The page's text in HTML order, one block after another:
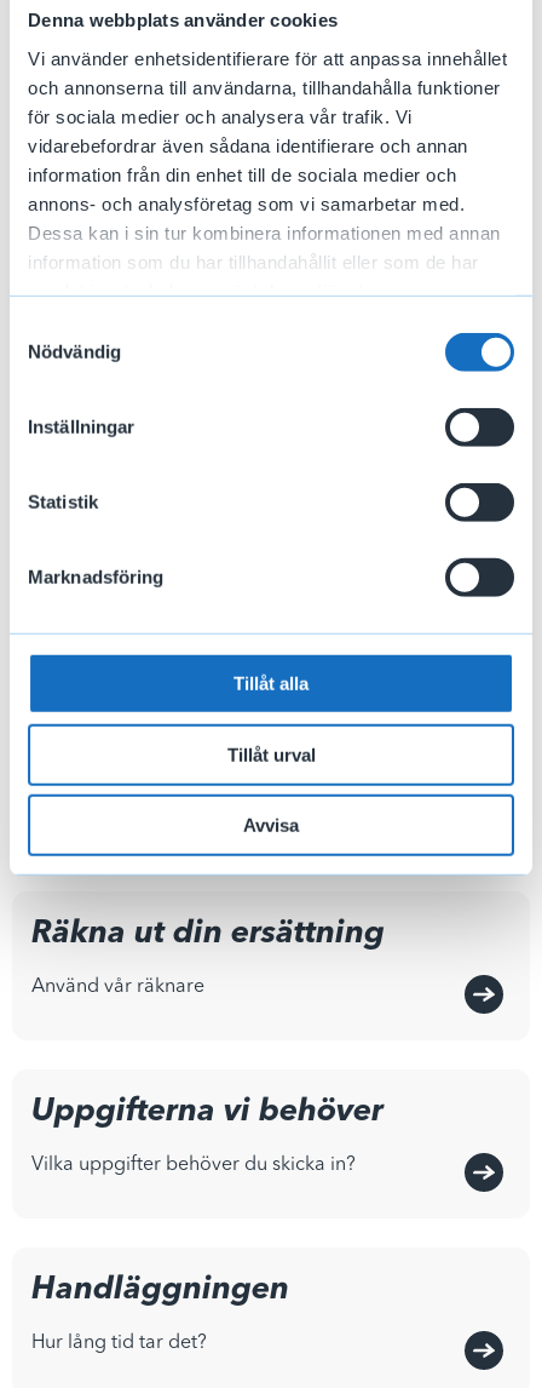
Denna webbplats använder cookies
Vi använder enhetsidentifierare för att anpassa innehållet
och annonserna till användarna, tillhandahålla funktioner
för sociala medier och analysera vår trafik. Vi
vidarebefordrar även sådana identifierare och annan
information från din enhet till de sociala medier och
annons- och analysföretag som vi samarbetar med.
Dessa kan i sin tur kombinera informationen med annan
information som du har tillhandahållit eller som de har
Nödvändig
Inställningar
Statistik
Marknadsföring
Tillåt alla
Tillåt urval
Avvisa
- dagar
Din ersättningsgrundande inkomst
(EGI) ärXkr och din ersättningsnivå
ärXprocent av din EGI.Läs mer om
hur vi räknar ut ersättningen.
* Detta är en endast uppskattning över vilken ersättning du
kan få. När vi fattar ett beslut tar vi hänsyn till fler uppgifter
Söka ersättning
Så gör du steg för steg
Villkor för ersättning
Räkna ut din ersättning
Använd vår räknare
Uppgifterna vi behöver
Vilka uppgifter behöver du skicka in?
Handläggningen
Hur lång tid tar det?